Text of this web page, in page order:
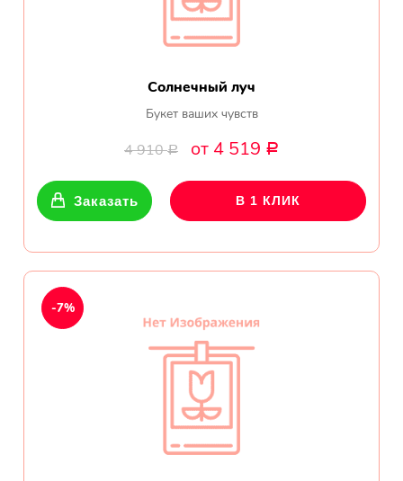
Солнечный луч
Букет ваших чувств
4 910Р от 4 519 Р
Заказать В 1 КЛИК
-7%